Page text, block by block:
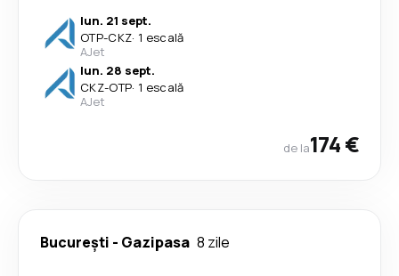
lun. 21 sept.
OTP-CKZ· 1 escală
AJet
lun. 28 sept.
CKZ-OTP· 1 escală
AJet
de la174 €
București - Gazipasa 8 zile